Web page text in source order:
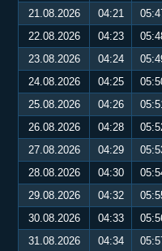
21.08.2026
04:21
22.08.2026
04:23
23.08.2026
04:24
24.08.2026
04:25
25.08.2026
04:26
26.08.2026
04:28
27.08.2026
04:29
28.08.2026
04:30
29.08.2026
04:32
30.08.2026
04:33
31.08.2026
04:34